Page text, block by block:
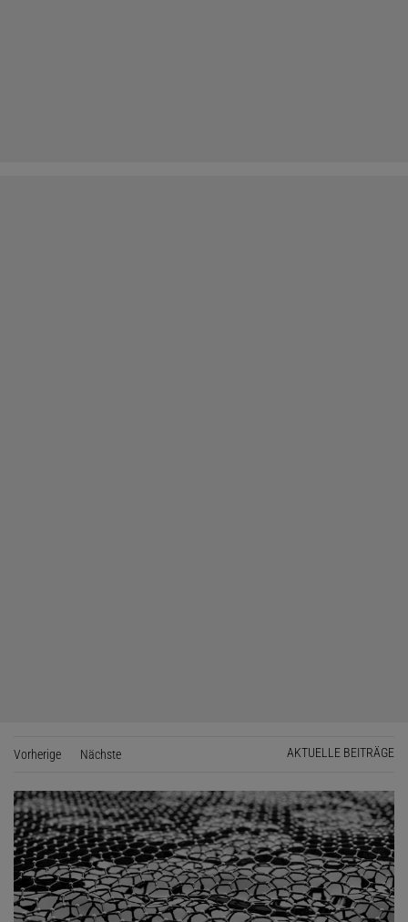
Vorherige SeiteNächste AKTUELLE BEITRÄGE